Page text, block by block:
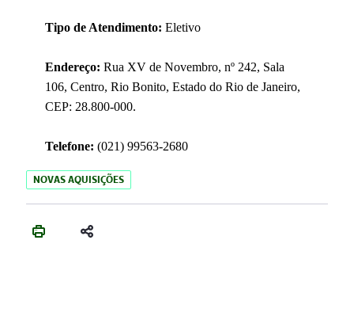
Tipo de Atendimento: Eletivo
Endereço: Rua XV de Novembro, nº 242, Sala
106, Centro, Rio Bonito, Estado do Rio de Janeiro,
CEP: 28.800-000.
Telefone: (021) 99563-2680
NOVAS AQUISIÇÕES